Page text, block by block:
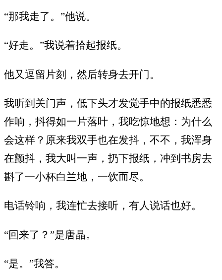
“那我走了。”他说。
“好走。”我说着拾起报纸。
他又逗留片刻，然后转身去开门。
我听到关门声，低下头才发觉手中的报纸悉悉
作响，抖得如一片落叶，我吃惊地想：为什么
会这样？原来我双手也在发抖，不不，我浑身
在颤抖，我大叫一声，扔下报纸，冲到书房去
斟了一小杯白兰地，一饮而尽。
电话铃响，我连忙去接听，有人说话也好。
“回来了？”是唐晶。
“是。”我答。